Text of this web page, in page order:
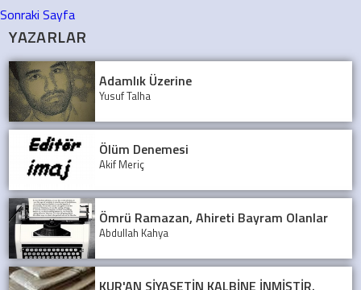
Sonraki Sayfa
YAZARLAR
Adamlık Üzerine
Yusuf Talha
Ölüm Denemesi
Akif Meriç
Ömrü Ramazan, Ahireti Bayram Olanlar
Abdullah Kahya
KUR'AN SİYASETİN KALBİNE İNMİŞTİR.